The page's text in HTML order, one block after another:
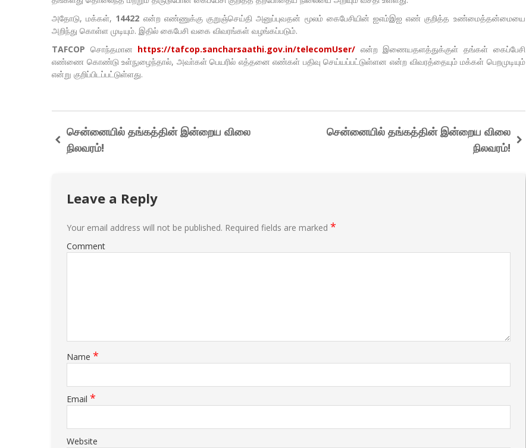
அதோடு, மக்கள், 14422 என்ற எண்ணுக்கு குறுஞ்செய்தி அனுப்புவதன் மூலம் கைபேசியின் ஐஎம்இஐ எண் குறித்த உண்மைத்தன்மையை
அறிந்து கொள்ள முடியும். இதில் கைபேசி வகை விவரங்கள் வழங்கப்படும்.
TAFCOP சொந்தமான https://tafcop.sancharsaathi.gov.in/telecomUser/ என்ற இணையதளத்துக்குள் தங்கள் கைப்பேசி
எண்ணை கொண்டு உள்நுழைந்தால், அவா்கள் பெயரில் எத்தனை எண்கள் பதிவு செய்யப்பட்டுள்ளன என்ற விவரத்தையும் மக்கள் பெறமுடியும்
என்று குறிப்பிடப்பட்டுள்ளது.
சென்னையில் தங்கத்தின் இன்றைய விலை
நிலவரம்!
சென்னையில் தங்கத்தின் இன்றைய விலை
நிலவரம்!
Leave a Reply
Your email address will not be published. Required fields are marked *
Comment
Name *
Email *
Website